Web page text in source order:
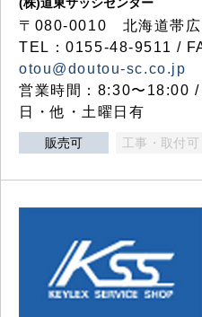
〒080-0010 北海道帯広
TEL：0155-48-9511 /
otou@doutou-sc.co.jp
営業時間：8:30〜18:00 /
日・他・土曜日有
販売可 工事・取付可